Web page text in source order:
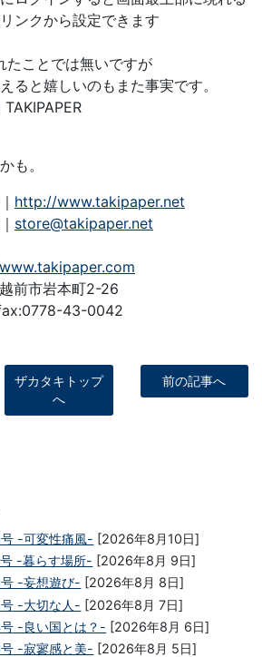
ンクから設定できます
たことでは無いですが
ると嬉しいのもまた事実です。
も。
http://www.takipaper.net
store@takipaper.net
前市岩本町2-26
43-0042
ザカタキトップ
へ
前の記事へ
-可変性痛風- [2026年8月10日]
-暮らす場所- [2026年8月 9日]
-妄想遊び- [2026年8月 8日]
-大切な人- [2026年8月 7日]
-良い国とは？- [2026年8月 6日]
-寂寥感と美- [2026年8月 5日]